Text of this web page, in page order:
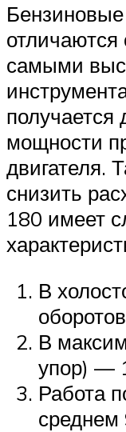
отличаются
самыми
получается
мощности
двигателя.
снизить
180 имеет
В
В
упор) —
Работа